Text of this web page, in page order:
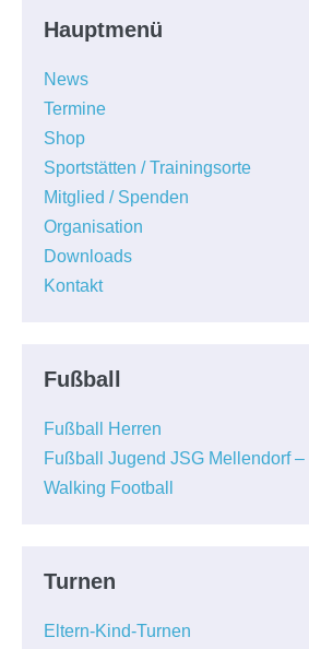
Hauptmenü
News
Termine
Shop
Sportstätten / Trainingsorte
Mitglied / Spenden
Organisation
Downloads
Kontakt
Fußball
Fußball Herren
Fußball Jugend JSG Mellendorf –
Walking Football
Turnen
Eltern-Kind-Turnen